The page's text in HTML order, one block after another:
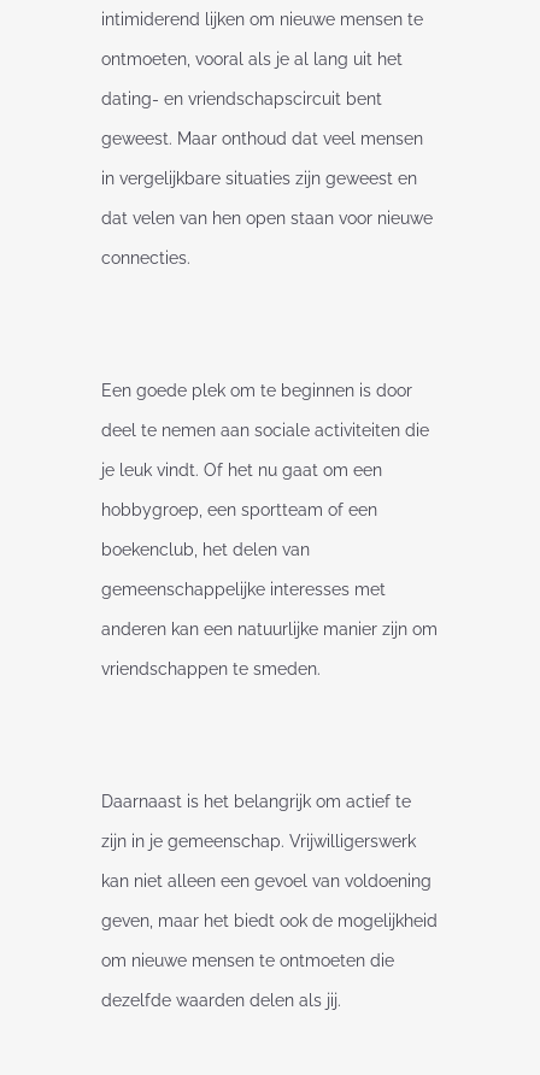
intimiderend lijken om nieuwe mensen te
ontmoeten, vooral als je al lang uit het
dating- en vriendschapscircuit bent
geweest. Maar onthoud dat veel mensen
in vergelijkbare situaties zijn geweest en
dat velen van hen open staan voor nieuwe
connecties.
Een goede plek om te beginnen is door
deel te nemen aan sociale activiteiten die
je leuk vindt. Of het nu gaat om een
hobbygroep, een sportteam of een
boekenclub, het delen van
gemeenschappelijke interesses met
anderen kan een natuurlijke manier zijn om
vriendschappen te smeden.
Daarnaast is het belangrijk om actief te
zijn in je gemeenschap. Vrijwilligerswerk
kan niet alleen een gevoel van voldoening
geven, maar het biedt ook de mogelijkheid
om nieuwe mensen te ontmoeten die
dezelfde waarden delen als jij.